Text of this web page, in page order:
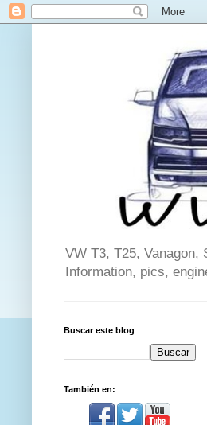
VW T3, T25,
Information, pics,
Buscar este blog
También en: